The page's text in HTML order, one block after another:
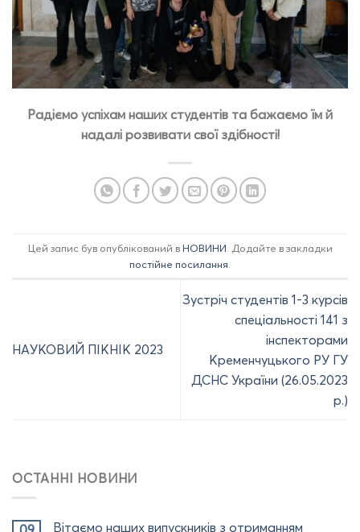
Радіємо успіхам наших студентів та бажаємо їм й
надалі розвивати свої здібності!
Цей запис був опублікований вНОВИНИ . Додайте в закладки
постійне посилання
НАУКОВИЙ ПІКНІК 2023
Зустріч студентів 1-3 курсів
спеціальності 141 з
інспекторами
Кременчуцького РУ ГУ
ДСНС України (26.05.2023
р.)
ОСТАННІ НОВИНИ
Вітаємо наших випускників з отриманням